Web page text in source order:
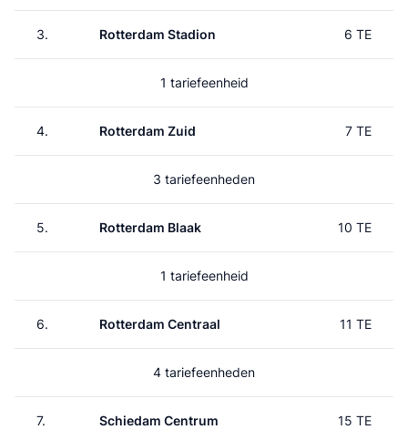
3. Rotterdam Stadion 6 TE
1 tariefeenheid
4. Rotterdam Zuid 7 TE
3 tariefeenheden
5. Rotterdam Blaak 10 TE
1 tariefeenheid
6. Rotterdam Centraal 11 TE
4 tariefeenheden
7. Schiedam Centrum 15 TE